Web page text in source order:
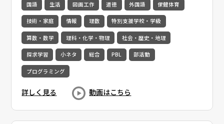
国語 生活 図画工作 道徳 外国語 保健体育
技術・家庭 情報 理数 特別支援学校・学級
算数・数学 理科・化学・物理 社会・歴史・地理
探求学習 小ネタ 総合 PBL 部活動
プログラミング
詳しく見る 動画はこちら